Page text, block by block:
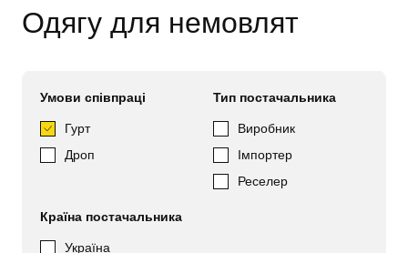
Одягу для немовлят
Умови співпраці
Гурт
Дроп
Тип постачальника
Виробник
Імпортер
Реселер
Країна постачальника
Україна